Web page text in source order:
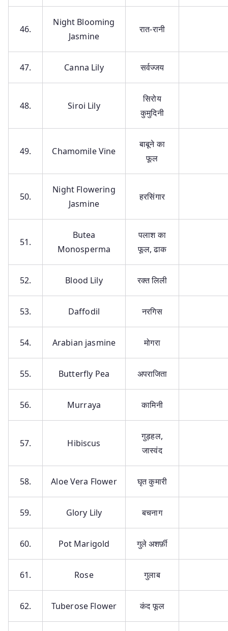
46.
Night Blooming
Jasmine
रात-रानी
47. Canna Lily सर्वज्जय
48. Siroi Lily
सिरोय
कुमुदिनी
49. Chamomile Vine
बाबूने का
फूल
50.
Night Flowering
Jasmine
हरसिंगार
51.
Butea
Monosperma
पलाश का
फूल, ढाक
52. Blood Lily रक्त लिली
53. Daffodil नरगिस
54. Arabian jasmine मोगरा
55. Butterfly Pea अपराजिता
56. Murraya कामिनी
57. Hibiscus
गुड़हल,
जास्वंद
58. Aloe Vera Flower घृत कुमारी
59. Glory Lily बचनाग
60. Pot Marigold गुले अशर्फ़ी
61. Rose गुलाब
62. Tuberose Flower कंद फूल